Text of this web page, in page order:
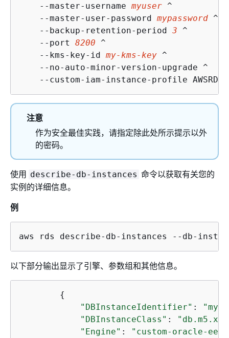
    --master-username
myuser ^
    --master-user-password
mypassword ^
    --backup-retention-period
3 ^
    --port
8200 ^
    --kms-key-id
my-kms-key ^
    --no-auto-minor-version-upgrade ^
--custom-iam-instance-profile
注意
作为安全最佳实践，请指定除此处所示提示以外
的密码。
使用 describe-db-instances 命令以获取有关您的
实例的详细信息。
例
aws rds describe-db-instances --db-
以下部分输出显示了引擎、参数组和其他信息。
{
"DBInstanceIdentifier" :
"my-
"DBInstanceClass" :
"Engine" :
"custom-oracle-ee-